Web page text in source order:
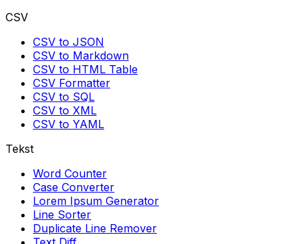
CSV
CSV to JSON
CSV to Markdown
CSV to HTML Table
CSV Formatter
CSV to SQL
CSV to XML
CSV to YAML
Tekst
Word Counter
Case Converter
Lorem Ipsum Generator
Line Sorter
Duplicate Line Remover